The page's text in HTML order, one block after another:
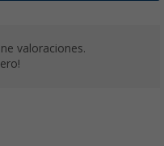
valoraciones.